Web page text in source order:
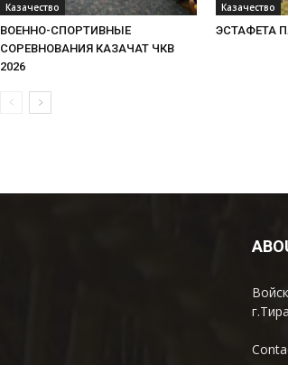
Казачество
ВОЕННО-СПОРТИВНЫЕ
СОРЕВНОВАНИЯ КАЗАЧАТ ЧКВ
2026
Казачество
ЭСТАФЕТА